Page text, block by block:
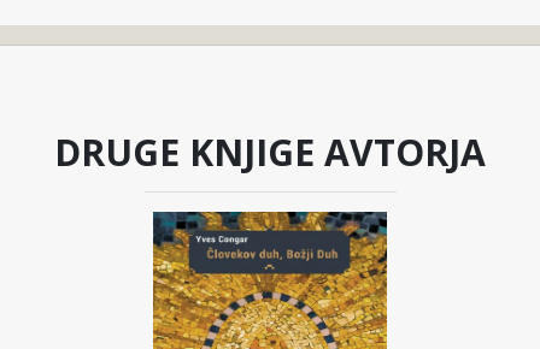
DRUGE KNJIGE AVTORJA